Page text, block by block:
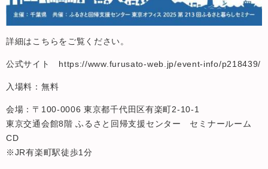
詳細はこちらをご覧ください。
公式サイト https://www.furusato-web.jp/event-info/p218439/
入場料：無料
会場：〒100-0006 東京都千代田区有楽町2-10-1
東京交通会館8階 ふるさと回帰支援センター セミナールーム
CD
※JR有楽町駅徒歩1分